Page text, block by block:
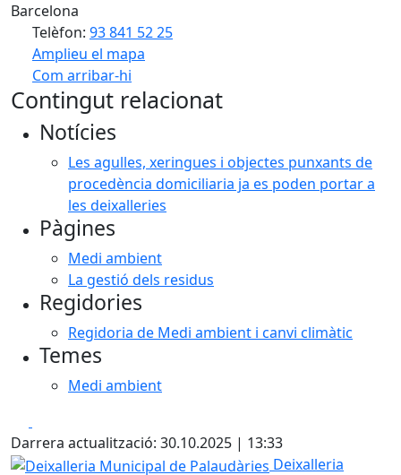
Barcelona
Telèfon: 93 841 52 25
Amplieu el mapa
Com arribar-hi
+
Contingut relacionat
Notícies
Les agulles, xeringues i objectes punxants de
procedència domiciliaria ja es poden portar a
les deixalleries
Pàgines
Medi ambient
La gestió dels residus
Regidories
Regidoria de Medi ambient i canvi climàtic
Temes
Medi ambient
Darrera actualització: 30.10.2025 | 13:33
Deixalleria Municipal de Palaudàries
Deixalleria